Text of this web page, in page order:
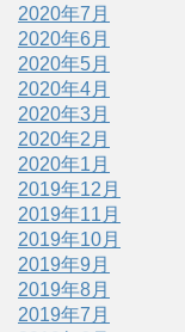
2020年7月
2020年6月
2020年5月
2020年4月
2020年3月
2020年2月
2020年1月
2019年12月
2019年11月
2019年10月
2019年9月
2019年8月
2019年7月